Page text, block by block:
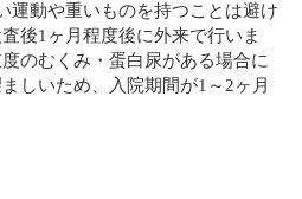
運動や重いものを持つことは避け
後1ヶ月程度後に外来で行いま
のむくみ・蛋白尿がある場合に
しいため、入院期間が1～2ヶ月